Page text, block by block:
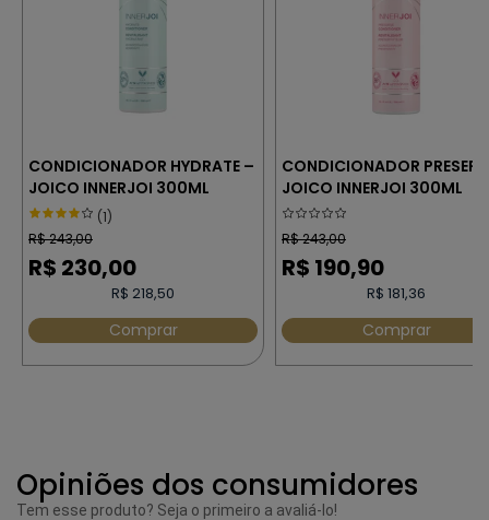
CONDICIONADOR HYDRATE –
JOICO INNERJOI 300ML
(1)
R$243,00
R$ 230,00
R$ 218,50
Comprar
CONDICIONADOR
JOICO INNERJOI 300ML
R$243,00
R$ 190,90
R$ 181,36
Comprar
Opiniões dos consumidores
Tem esse produto? Seja o primeiro a avaliá-lo!